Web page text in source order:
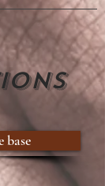
base